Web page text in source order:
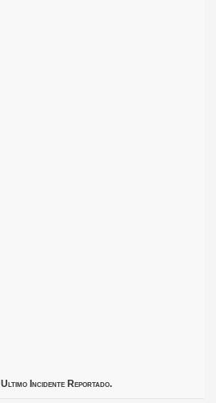
Ultimo Incidente Reportado.